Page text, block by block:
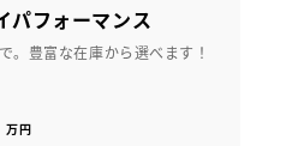
パフォーマンス
。豊富な在庫から選べます！
万円